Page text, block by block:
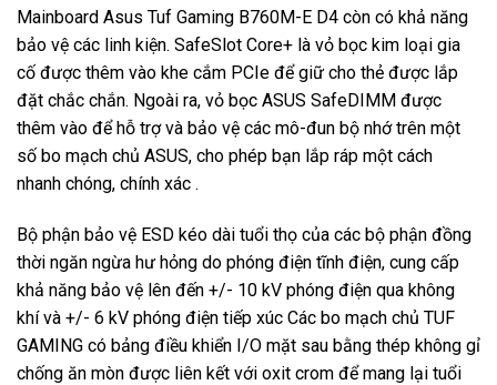
Mainboard Asus Tuf Gaming B760M-E D4 còn có khả năng
bảo vệ các linh kiện. SafeSlot Core+ là vỏ bọc kim loại gia
cố được thêm vào khe cắm PCIe để giữ cho thẻ được lắp
đặt chắc chắn. Ngoài ra, vỏ bọc ASUS SafeDIMM được
thêm vào để hỗ trợ và bảo vệ các mô-đun bộ nhớ trên một
số bo mạch chủ ASUS, cho phép bạn lắp ráp một cách
nhanh chóng, chính xác .
Bộ phận bảo vệ ESD kéo dài tuổi thọ của các bộ phận đồng
thời ngăn ngừa hư hỏng do phóng điện tĩnh điện, cung cấp
khả năng bảo vệ lên đến +/- 10 kV phóng điện qua không
khí và +/- 6 kV phóng điện tiếp xúc Các bo mạch chủ TUF
GAMING có bảng điều khiển I/O mặt sau bằng thép không gỉ
chống ăn mòn được liên kết với oxit crom để mang lại tuổi